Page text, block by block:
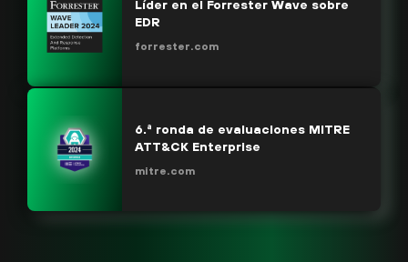
Líder en el Forrester Wave sobre
EDR
forrester.com
6.ª ronda de evaluaciones MITRE
ATT&CK Enterprise
mitre.com